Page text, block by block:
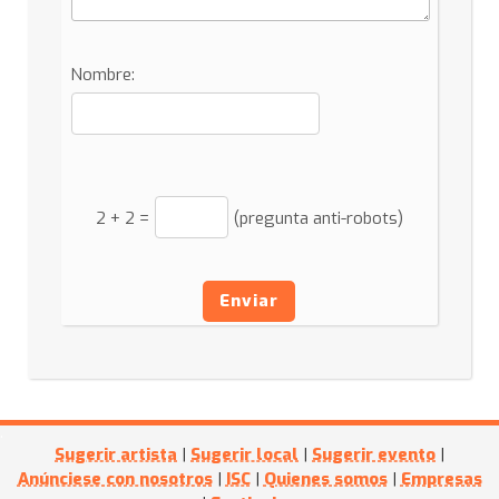
Nombre:
2 + 2 = (pregunta anti-robots)
Enviar
Sugerir artista | Sugerir local | Sugerir evento |
Anúnciese con nosotros | ISC | Quienes somos | Empresas